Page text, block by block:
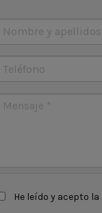
Nombre y apellidos *
Teléfono
Mensaje *
He leído y acepto la